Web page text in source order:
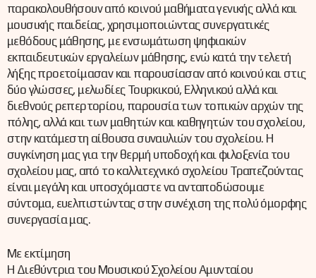
παρακολουθήσουν από κοινού μαθήματα γενικής αλλά και
μουσικής παιδείας, χρησιμοποιώντας συνεργατικές
μεθόδους μάθησης, με ενσωμάτωση ψηφιακών
εκπαιδευτικών εργαλείων μάθησης, ενώ κατά την τελετή
λήξης προετοίμασαν και παρουσίασαν από κοινού και στις
δύο γλώσσες, μελωδίες Τουρκικού, Ελληνικού αλλά και
διεθνούς ρεπερτορίου, παρουσία των τοπικών αρχών της
πόλης, αλλά και των μαθητών και καθηγητών του σχολείου,
στην κατάμεστη αίθουσα συναυλιών του σχολείου. Η
συγκίνηση μας για την θερμή υποδοχή και φιλοξενία του
σχολείου μας, από το καλλιτεχνικό σχολείου Τραπεζούντας
είναι μεγάλη και υποσχόμαστε να ανταποδώσουμε
σύντομα, ευελπιστώντας στην συνέχιση της πολύ όμορφης
συνεργασία μας.
Με εκτίμηση
Η Διεθύντρια του Μουσικού Σχολείου Αμυνταίου